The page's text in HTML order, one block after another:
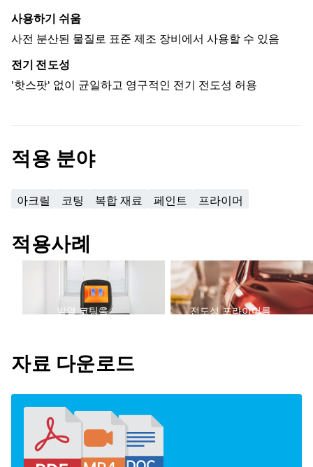
사용하기 쉬움
사전 분산된 물질로 표준 제조 장비에서 사용할 수 있음
전기 전도성
'핫스팟' 없이 균일하고 영구적인 전기 전도성 허용
적용 분야
아크릴 코팅 복합 재료 페인트 프라이머
적용사례
발열 코팅을 전도성 프라이머를
자료 다운로드